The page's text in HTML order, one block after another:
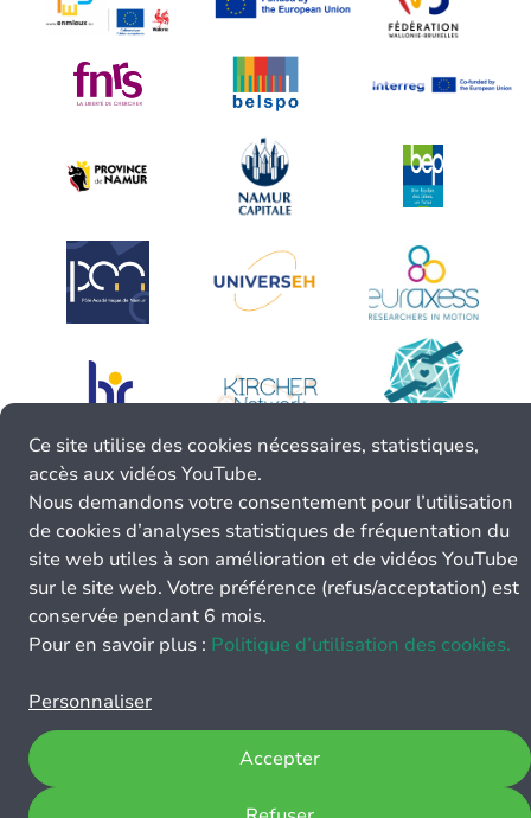
Ce site utilise des cookies nécessaires, statistiques,
accès aux vidéos YouTube.
Nous demandons votre consentement pour l’utilisation
de cookies d’analyses statistiques de fréquentation du
site web utiles à son amélioration et de vidéos YouTube
sur le site web. Votre préférence (refus/acceptation) est
conservée pendant 6 mois.
Pour en savoir plus : Politique d’utilisation des cookies.
Personnaliser
Accepter